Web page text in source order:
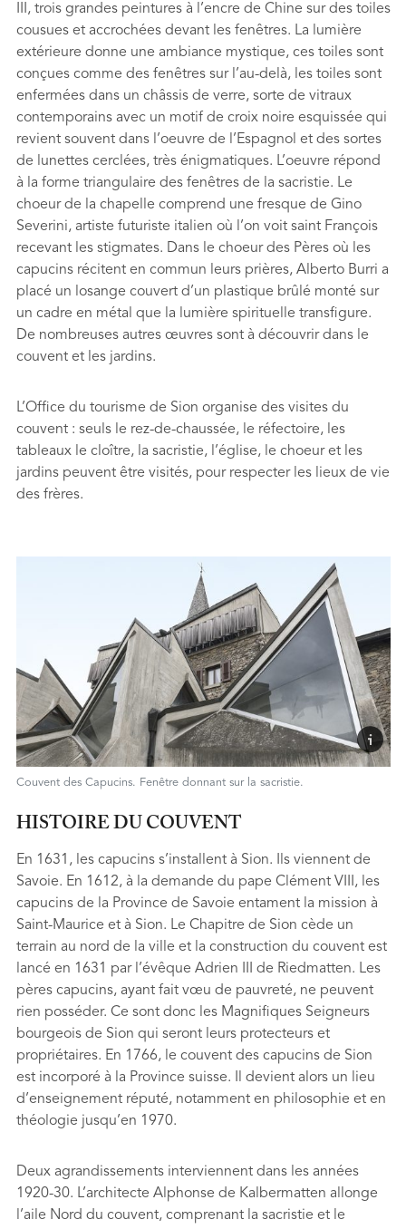
III, trois grandes peintures à l’encre de Chine sur des toiles
cousues et accrochées devant les fenêtres. La lumière
extérieure donne une ambiance mystique, ces toiles sont
conçues comme des fenêtres sur l’au-delà, les toiles sont
enfermées dans un châssis de verre, sorte de vitraux
contemporains avec un motif de croix noire esquissée qui
revient souvent dans l’oeuvre de l’Espagnol et des sortes
de lunettes cerclées, très énigmatiques. L’oeuvre répond
à la forme triangulaire des fenêtres de la sacristie. Le
choeur de la chapelle comprend une fresque de Gino
Severini, artiste futuriste italien où l’on voit saint François
recevant les stigmates. Dans le choeur des Pères où les
capucins récitent en commun leurs prières, Alberto Burri a
placé un losange couvert d’un plastique brûlé monté sur
un cadre en métal que la lumière spirituelle transfigure.
De nombreuses autres œuvres sont à découvrir dans le
couvent et les jardins.
L’Office du tourisme de Sion organise des visites du
couvent : seuls le rez-de-chaussée, le réfectoire, les
tableaux le cloître, la sacristie, l’église, le choeur et les
jardins peuvent être visités, pour respecter les lieux de vie
des frères.
Couvent des Capucins. Fenêtre donnant sur la sacristie.
HISTOIRE DU COUVENT
En 1631, les capucins s’installent à Sion. Ils viennent de
Savoie. En 1612, à la demande du pape Clément VIII, les
capucins de la Province de Savoie entament la mission à
Saint-Maurice et à Sion. Le Chapitre de Sion cède un
terrain au nord de la ville et la construction du couvent est
lancé en 1631 par l’évêque Adrien III de Riedmatten. Les
pères capucins, ayant fait vœu de pauvreté, ne peuvent
rien posséder. Ce sont donc les Magnifiques Seigneurs
bourgeois de Sion qui seront leurs protecteurs et
propriétaires. En 1766, le couvent des capucins de Sion
est incorporé à la Province suisse. Il devient alors un lieu
d’enseignement réputé, notamment en philosophie et en
théologie jusqu’en 1970.
Deux agrandissements interviennent dans les années
1920-30. L’architecte Alphonse de Kalbermatten allonge
l’aile Nord du couvent, comprenant la sacristie et le